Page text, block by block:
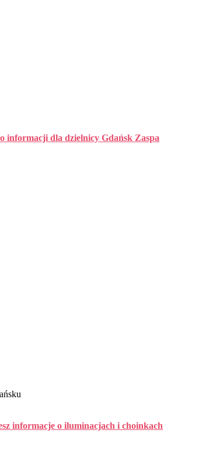
informacji dla dzielnicy Gdańsk Zaspa
informacje o iluminacjach i choinkach